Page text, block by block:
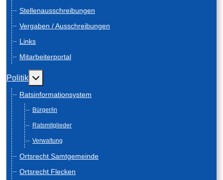
Stellenausschreibungen
Vergaben / Ausschreibungen
Links
Mitarbeiterportal
Politik Weitere Informationen: Politik
Ratsinformationsystem
Bürger/in
Ratsmitglieder
Verwaltung
Ortsrecht Samtgemeinde
Ortsrecht Flecken